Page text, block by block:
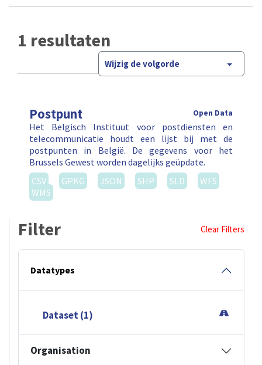
1 resultaten
Wijzig de volgorde
Postpunt Open Data
Het Belgisch Instituut voor postdiensten en
telecommunicatie houdt een lijst bij met de
postpunten in België. De gegevens voor het
Brussels Gewest worden dagelijks geüpdate.
CSV
GPKG JSON SHP SLD
WFS
WMS
Filter Clear Filters
Datatypes
Dataset (1)
Organisation